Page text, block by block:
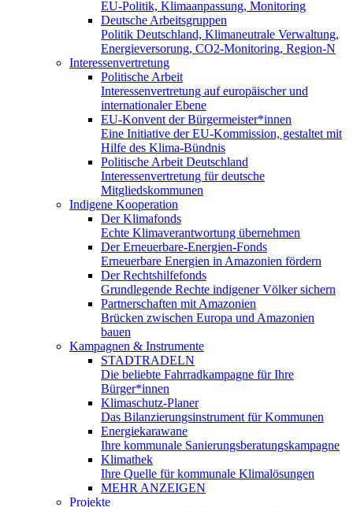
EU-Politik, Klimaanpassung, Monitoring
Deutsche Arbeitsgruppen
Politik Deutschland, Klimaneutrale Verwaltung,
Energieversorung, CO2-Monitoring, Region-N
Interessenvertretung
Politische Arbeit
Interessenvertretung auf europäischer und
internationaler Ebene
EU-Konvent der Bürgermeister*innen
Eine Initiative der EU-Kommission, gestaltet mit
Hilfe des Klima-Bündnis
Politische Arbeit Deutschland
Interessenvertretung für deutsche
Mitgliedskommunen
Indigene Kooperation
Der Klimafonds
Echte Klimaverantwortung übernehmen
Der Erneuerbare-Energien-Fonds
Erneuerbare Energien in Amazonien fördern
Der Rechtshilfefonds
Grundlegende Rechte indigener Völker sichern
Partnerschaften mit Amazonien
Brücken zwischen Europa und Amazonien
bauen
Kampagnen & Instrumente
STADTRADELN
Die beliebte Fahrradkampagne für Ihre
Bürger*innen
Klimaschutz-Planer
Das Bilanzierungsinstrument für Kommunen
Energiekarawane
Ihre kommunale Sanierungsberatungskampagne
Klimathek
Ihre Quelle für kommunale Klimalösungen
MEHR ANZEIGEN
Projekte